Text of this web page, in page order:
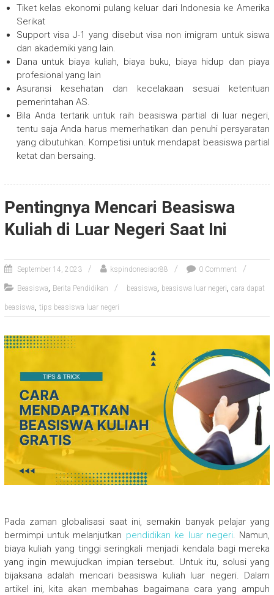
Tiket kelas ekonomi pulang keluar dari Indonesia ke Amerika
Serikat
Support visa J-1 yang disebut visa non imigram untuk siswa
dan akademiki yang lain.
Dana untuk biaya kuliah, biaya buku, biaya hidup dan piaya
profesional yang lain
Asuransi kesehatan dan kecelakaan sesuai ketentuan
pemerintahan AS.
Bila Anda tertarik untuk raih beasiswa partial di luar negeri,
tentu saja Anda harus memerhatikan dan penuhi persyaratan
yang dibutuhkan. Kompetisi untuk mendapat beasiswa partial
ketat dan bersaing.
Pentingnya Mencari Beasiswa
Kuliah di Luar Negeri Saat Ini
September 14, 2023 kspindonesiaor88 0 Comment
Beasiswa, Berita Pendidikan beasiswa, beasiswa luar negeri, cara dapat
beasiswa, tips beasiswa luar negeri
Pada zaman globalisasi saat ini, semakin banyak pelajar yang
bermimpi untuk melanjutkan pendidikan ke luar negeri. Namun,
biaya kuliah yang tinggi seringkali menjadi kendala bagi mereka
yang ingin mewujudkan impian tersebut. Untuk itu, solusi yang
bijaksana adalah mencari beasiswa kuliah luar negeri. Dalam
artikel ini, kita akan membahas bagaimana cara yang ampuh